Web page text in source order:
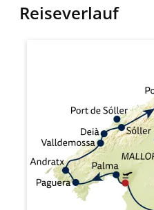
Reiseverlauf